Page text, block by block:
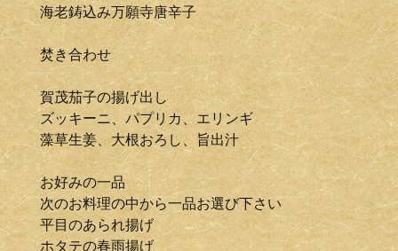
海老鋳込み万願寺唐辛子
焚き合わせ
賀茂茄子の揚げ出し
ズッキーニ、パプリカ、エリンギ
藻草生姜、大根おろし、旨出汁
お好みの一品
次のお料理の中から一品お選び下さい
平目のあられ揚げ
ホタテの春雨揚げ